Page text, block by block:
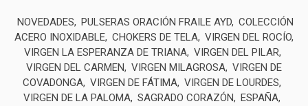
NOVEDADES PULSERAS ORACIÓN FRAILE AYD COLECCIÓN
ACERO INOXIDABLE CHOKERS DE TELA VIRGEN DEL ROCÍO
VIRGEN LA ESPERANZA DE TRIANA VIRGEN DEL PILAR
VIRGEN DEL CARMEN
VIRGEN MILAGROSA VIRGEN DE
COVADONGA VIRGEN DE FÁTIMA VIRGEN DE LOURDES
VIRGEN DE LA PALOMA SAGRADO CORAZÓN
ESPAÑA